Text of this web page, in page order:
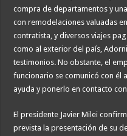
compra de departamentos y
con remodelaciones valuadas
contratista, y diversos viajes
como al exterior del país,
testimonios. No obstante, el
funcionario se comunicó con él
ayuda y ponerlo en contacto
El presidente Javier Milei
prevista la presentación de su